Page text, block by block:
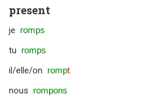
present
je romps
tu romps
il/elle/on rompt
nous rompons